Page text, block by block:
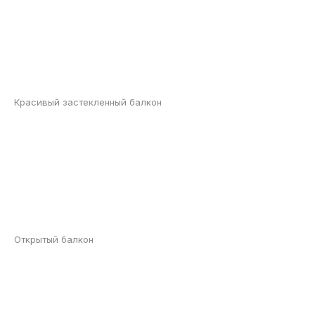
Красивый застекленный балкон
Открытый балкон